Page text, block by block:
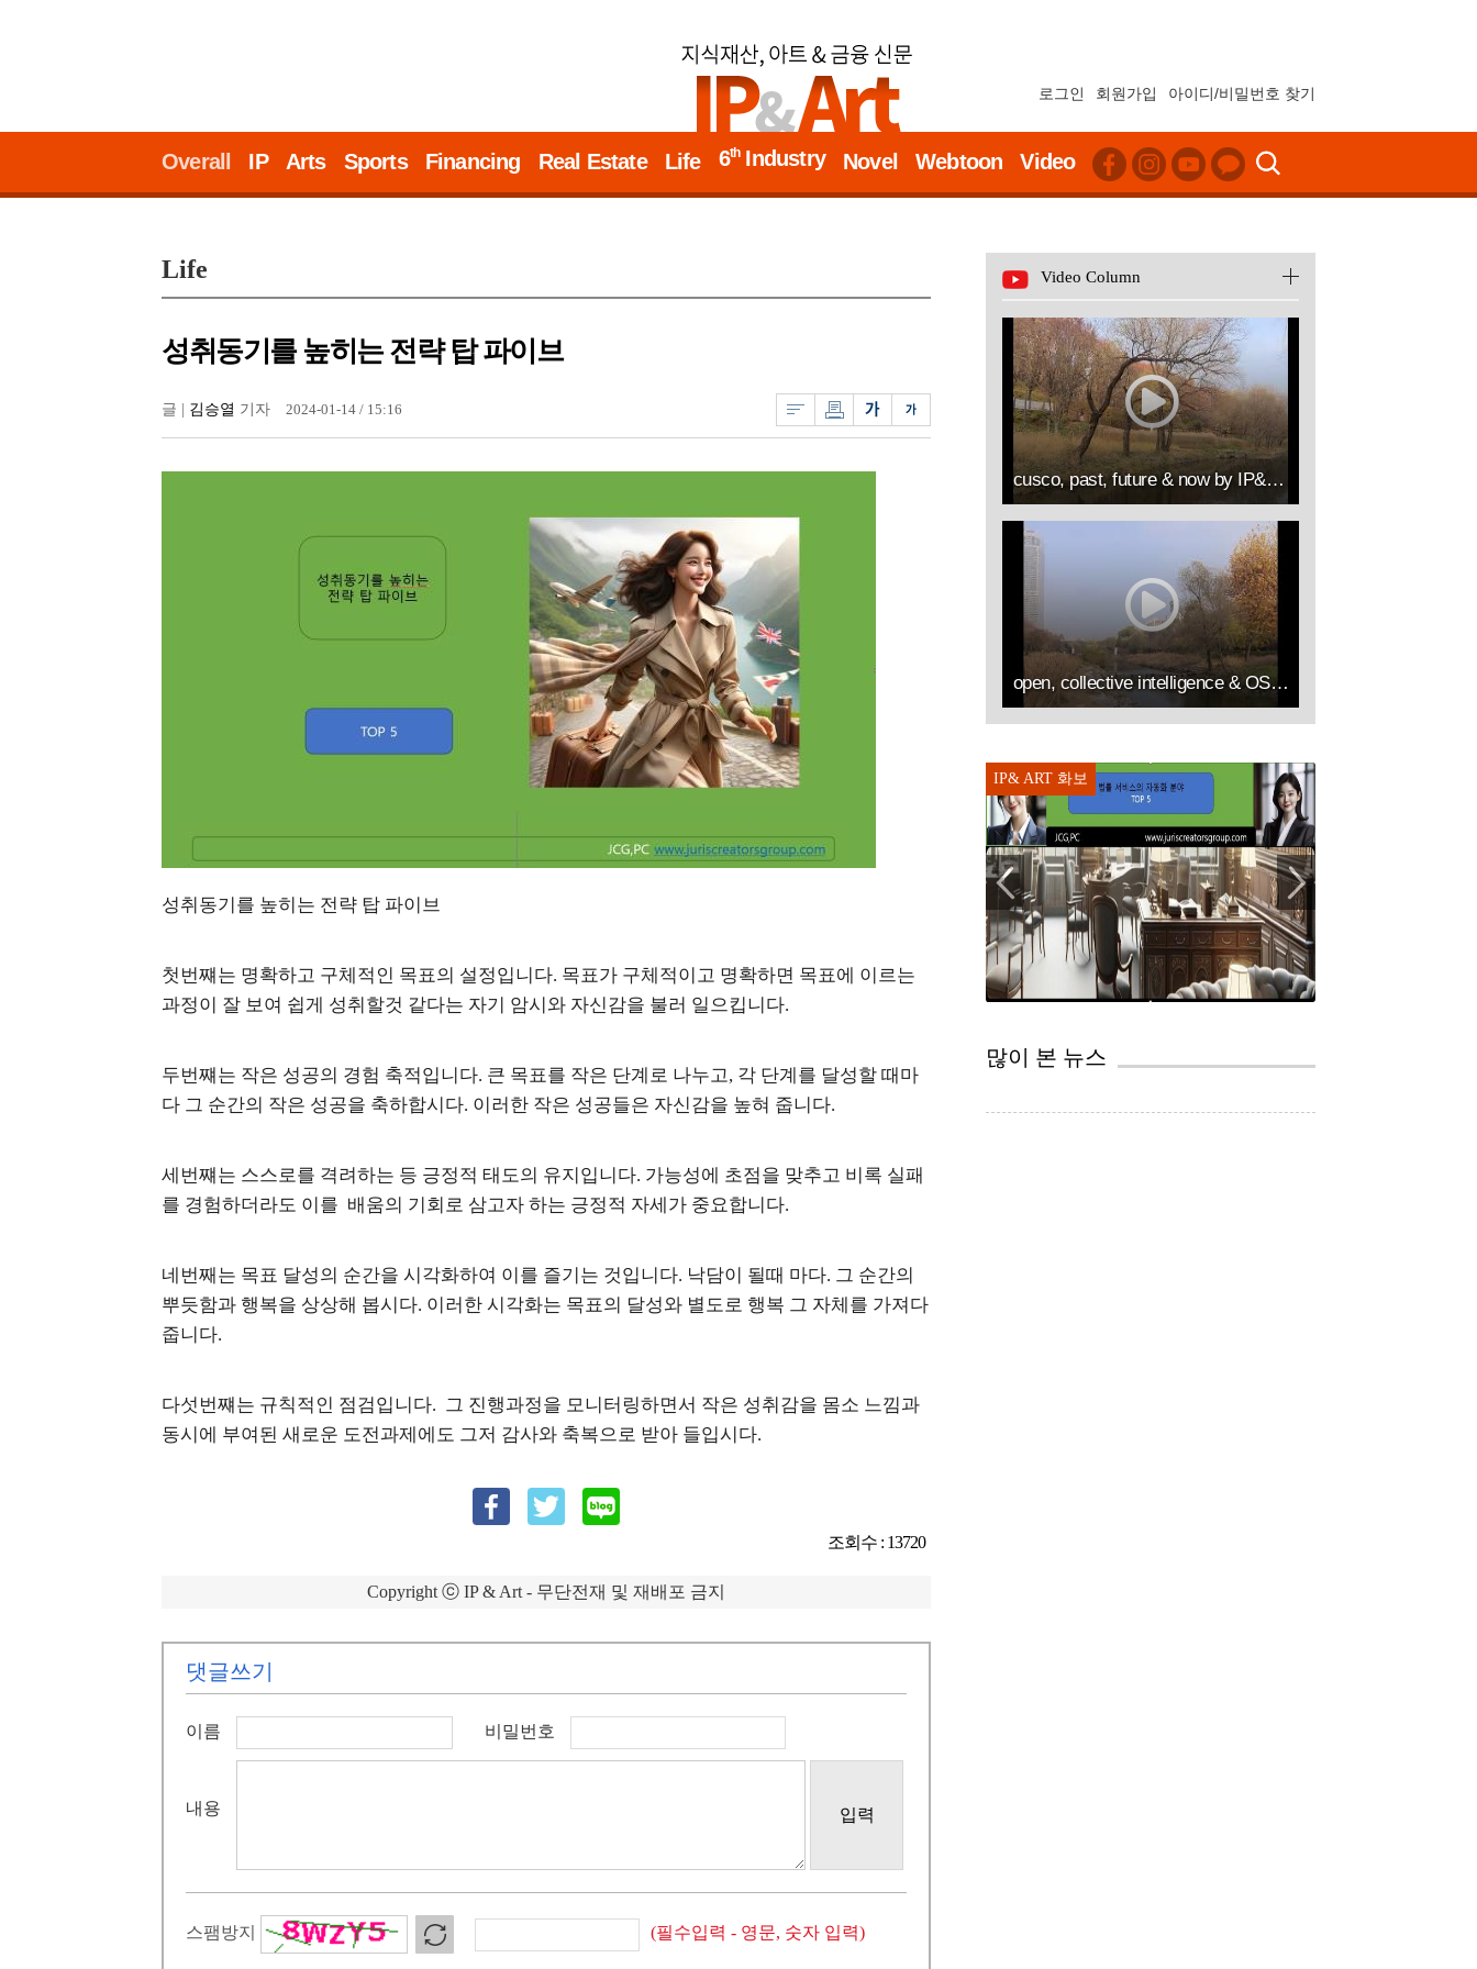
로그인 회원가입 아이디/비밀번호 찾기
Overall IP Arts Sports Financing Real Estate Life 6thIndustry Novel Webtoon Video
Life
성취동기를 높히는 전략 탑 파이브
글 | 김승열 기자 2024-01-14 / 15:16
성취동기를 높히는 전략 탑 파이브
첫번쨰는 명확하고 구체적인 목표의 설정입니다. 목표가 구체적이고 명확하면 목표에 이르는
과정이 잘 보여 쉽게 성취할것 같다는 자기 암시와 자신감을 불러 일으킵니다.
두번쨰는 작은 성공의 경험 축적입니다. 큰 목표를 작은 단계로 나누고, 각 단계를 달성할 때마
다 그 순간의 작은 성공을 축하합시다. 이러한 작은 성공들은 자신감을 높혀 줍니다.
세번쨰는 스스로를 격려하는 등 긍정적 태도의 유지입니다. 가능성에 초점을 맞추고 비록 실패
를 경험하더라도 이를 배움의 기회로 삼고자 하는 긍정적 자세가 중요합니다.
네번째는 목표 달성의 순간을 시각화하여 이를 즐기는 것입니다. 낙담이 될때 마다. 그 순간의
뿌듯함과 행복을 상상해 봅시다. 이러한 시각화는 목표의 달성와 별도로 행복 그 자체를 가져다
줍니다.
다섯번쨰는 규칙적인 점검입니다. 그 진행과정을 모니터링하면서 작은 성취감을 몸소 느낌과
동시에 부여된 새로운 도전과제에도 그저 감사와 축복으로 받아 들입시다.
조회수 : 13720
Copyright ⓒ IP & Art - 무단전재 및 재배포 금지
댓글쓰기
이름 비밀번호
내용 입력
스팸방지 (필수입력 - 영문, 숫자 입력)
Video Column
cusco, past, future & now by IP&ART(김승열 RICHARD SUNG YOUL KIM한송온라인컨설팅센터대표이사HSOLLC)
open, collective intelligence & OSS by IP&ART(김승열 RICHARD SUNG YOUL KIM한송온라인컨설팅센터대표이사HSOLLC)
IP& ART 화보
많이 본 뉴스